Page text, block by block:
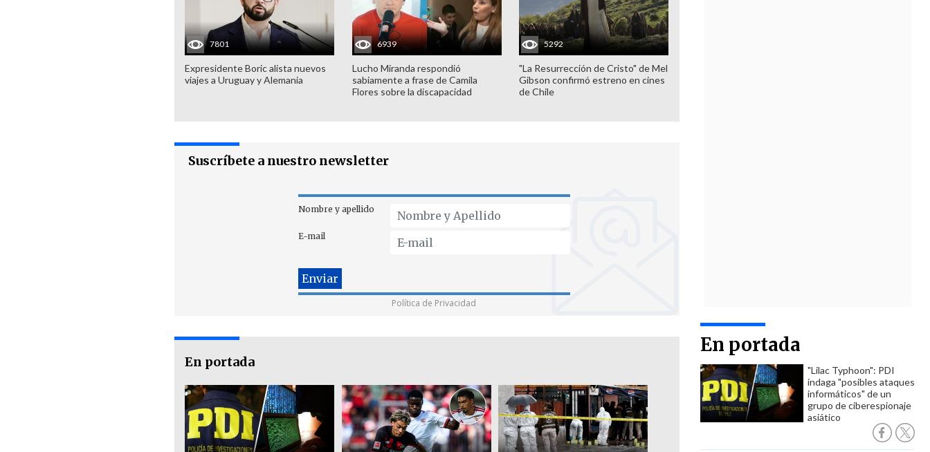
En portada
"Lilac Typhoon": PDI
indaga "posibles ataques
informáticos" de un
grupo de ciberespionaje
asiático
7801
Expresidente Boric alista nuevos
viajes a Uruguay y Alemania
6939
Lucho Miranda respondió
sabiamente a frase de Camila
Flores sobre la discapacidad
5292
"La Resurrección de Cristo" de Mel
Gibson confirmó estreno en cines
de Chile
Suscríbete a nuestro newsletter
Nombre y apellido
E-mail
Política de Privacidad
En portada